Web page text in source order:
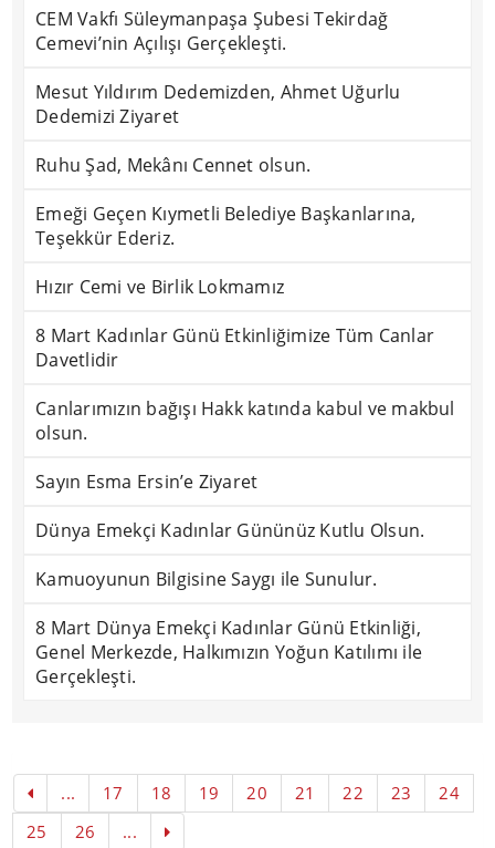
CEM Vakfı Süleymanpaşa Şubesi Tekirdağ
Cemevi’nin Açılışı Gerçekleşti.
Mesut Yıldırım Dedemizden, Ahmet Uğurlu
Dedemizi Ziyaret
Ruhu Şad, Mekânı Cennet olsun.
Emeği Geçen Kıymetli Belediye Başkanlarına,
Teşekkür Ederiz.
Hızır Cemi ve Birlik Lokmamız
8 Mart Kadınlar Günü Etkinliğimize Tüm Canlar
Davetlidir
Canlarımızın bağışı Hakk katında kabul ve makbul
olsun.
Sayın Esma Ersin’e Ziyaret
Dünya Emekçi Kadınlar Gününüz Kutlu Olsun.
Kamuoyunun Bilgisine Saygı ile Sunulur.
8 Mart Dünya Emekçi Kadınlar Günü Etkinliği,
Genel Merkezde, Halkımızın Yoğun Katılımı ile
Gerçekleşti.
... 17 18 19 20 21 22 23
24
25
26 ...